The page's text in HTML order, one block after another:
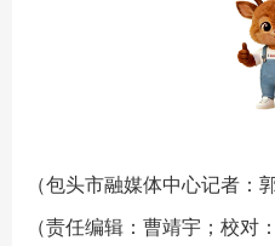
（包头市融媒体中心记者：
（责任编辑：曹靖宇；校对